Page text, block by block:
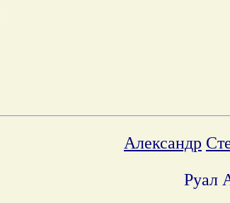
Александр
Руал